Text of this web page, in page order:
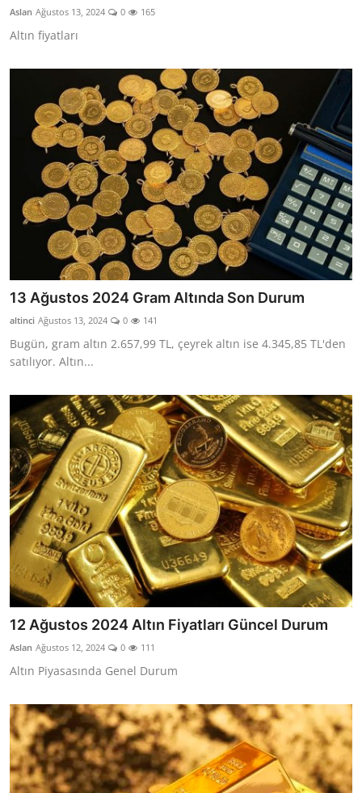
Aslan Ağustos 13, 2024 0 165
Altın fiyatları
13 Ağustos 2024 Gram Altında Son Durum
altinci Ağustos 13, 2024 0 141
Bugün, gram altın 2.657,99 TL, çeyrek altın ise 4.345,85 TL'den
satılıyor. Altın...
12 Ağustos 2024 Altın Fiyatları Güncel Durum
Aslan Ağustos 12, 2024 0 111
Altın Piyasasında Genel Durum